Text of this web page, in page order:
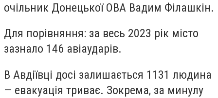
очільник Донецької ОВА Вадим Філашкін.
Для порівняння: за весь 2023 рік місто
зазнало 146 авіаударів.
В Авдіївці досі залишається 1131 людина
— евакуація триває. Зокрема, за минулу